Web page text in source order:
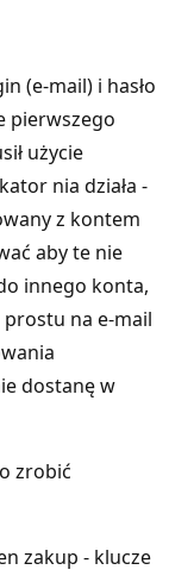
(e-mail) i hasło
pierwszego
użycie
nia działa -
z kontem
aby te nie
innego konta,
prostu na e-mail
dostanę w
zrobić
zakup - klucze